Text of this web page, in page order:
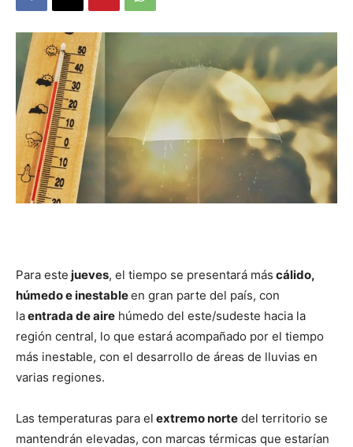
::
La
es
lo
que
Para este jueves, el tiempo se presentará más cálido,
húmedo e inestableen gran parte del país, con
laentrada de aire húmedo del este/sudeste hacia la
región central, lo que estará acompañado por el tiempo
más inestable, con el desarrollo de áreas de lluvias en
varias regiones.
Las temperaturas para el extremo norte del territorio se
mantendrán elevadas, con marcas térmicas que estarían